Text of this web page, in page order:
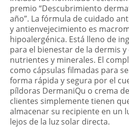
premio “Descubrimiento
año”. La fórmula de cuidado
y antienvejecimiento es
hipoalergénica. Está lleno de
para el bienestar de la dermis y
nutrientes y minerales. El
como cápsulas filmadas para
forma rápida y segura por el
píldoras DermaniQu o crema
clientes simplemente tienen
almacenar su recipiente en un
lejos de la luz solar directa.